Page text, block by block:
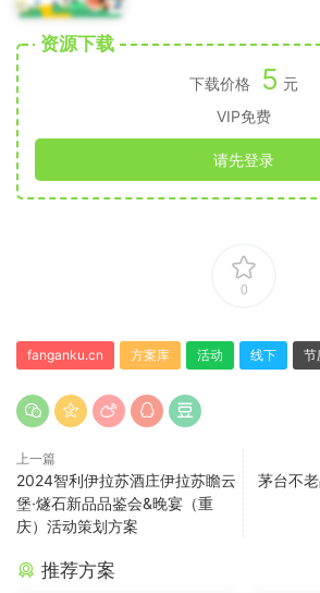
资源下载
下载价格 5 元
VIP免费
请先登录
0
fanganku.cn 方案库 活动 线下 节
上一篇
2024智利伊拉苏酒庄伊拉苏瞻云
堡·燧石新品品鉴会&晚宴（重
庆）活动策划方案
茅台不
推荐方案